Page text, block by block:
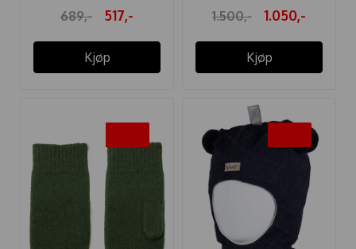
689,- 517,-
Kjøp
1.500,- 1.050,-
Kjøp